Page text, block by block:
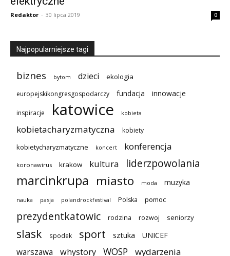
Redaktor - 30 lipca 2019 0
Najpopularniejsze tagi
biznes bytom dzieci ekologia
europejskikongresgospodarczy fundacja innowacje
inspiracje katowice kobieta
kobietacharyzmatyczna kobiety
kobietycharyzmatyczne koncert konferencja
koronawirus krakow kultura liderzpowolania
marcinkrupa miasto moda muzyka
nauka pasja polandrockfestival Polska pomoc
prezydentkatowic rodzina rozwoj seniorzy
slask spodek sport sztuka UNICEF
warszawa whystory WOSP wydarzenia